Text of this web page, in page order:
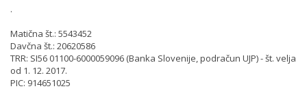
.
Matična št.: 5543452
Davčna št.: 20620586
TRR: SI56 01100-6000059096 (Banka Slovenije, podračun UJP) - št. velja
od 1. 12. 2017.
PIC: 914651025